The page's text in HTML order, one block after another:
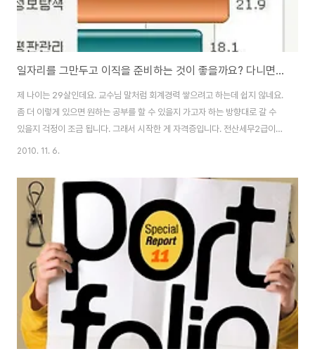
일자리를 그만두고 이직을 준비하는 것이 좋을까요? 다니면서 준비하는 것이 좋을까요?
제 나이는 29살인데요. 교수님 말처럼 회계경력 쌓으려고 하는데 쉽지 않네요.
좀 더 이렇게 있으면 원하는 공부를 할 수 있을지 가고자 하는 방향대로 갈 수
있을지 걱정이 조금 됩니다. 그래서 시작한 게 자격증입니다. 전산세무2급이라
는 자격증을 공부 중에 있습니다 그 자격증으로 이직을 해볼 생각이지요. 아니
가면 좋지 않을까 해서요? (출처: 원출처 취업포털 커리어, 데이터뉴스 기사 제
공) 주위 사람들에게 물어보니 IT로 개발하는 회사는 회계에 대해서 맞은 볼 수
있겠지만 IT회사 다니는 것과 똑같다고는 하더라구요. 그리고 내년에 세무사
시험을 볼 생각이라서요. 볼 생각이라면 이렇게 쉬엄쉬엄 공부해서는 안 되는
것을 알고 있는데 그..
2010. 11. 6.